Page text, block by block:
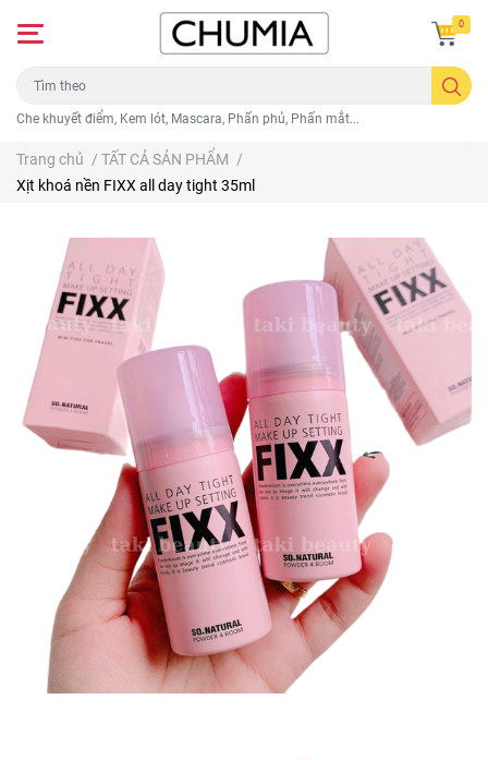
Che khuyết điểm, Kem lót, Mascara, Phấn phủ, Phấn mắt...
0
Trang chủ / TẤT CẢ SẢN PHẨM /
Xịt khoá nền FIXX all day tight 35ml